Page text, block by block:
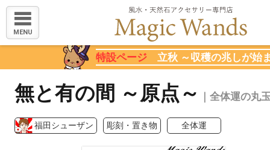
MENU
特設ページ立秋 ～収穫の兆しが始
無と有の間 ～原点～ ｜全体運の丸
福田シューザン 彫刻・置き物 全体運